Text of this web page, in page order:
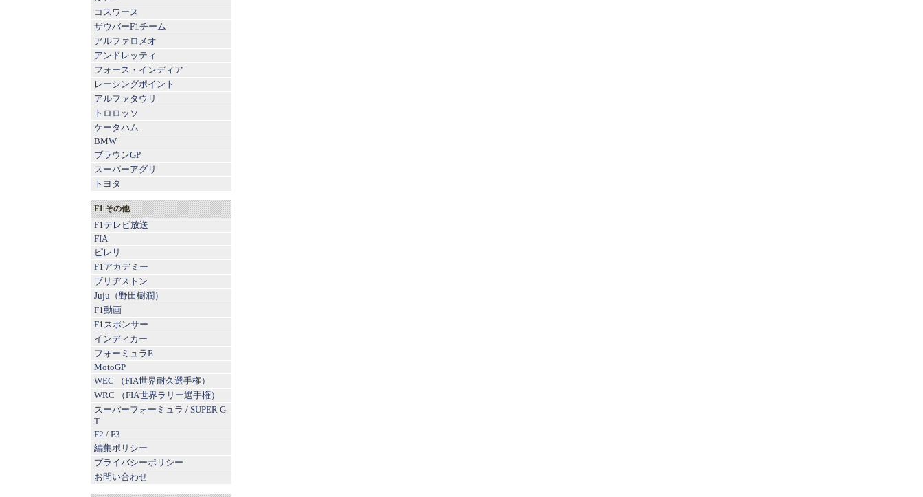
コスワース
ザウバーF1チーム
アルファロメオ
アンドレッティ
フォース・インディア
レーシングポイント
アルファタウリ
トロロッソ
ケータハム
BMW
ブラウンGP
スーパーアグリ
トヨタ
F1 その他
F1テレビ放送
FIA
ピレリ
F1アカデミー
ブリヂストン
Juju（野田樹潤）
F1動画
F1スポンサー
インディカー
フォーミュラE
MotoGP
WEC （FIA世界耐久選手権）
WRC （FIA世界ラリー選手権）
スーパーフォーミュラ / SUPER G
T
F2 / F3
編集ポリシー
プライバシーポリシー
お問い合わせ